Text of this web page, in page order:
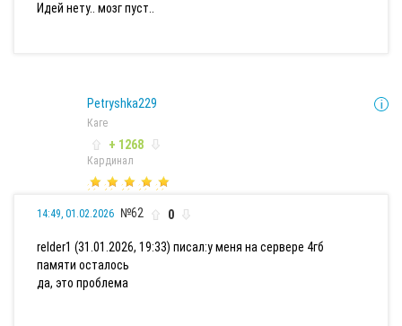
Идей нету.. мозг пуст..
Petryshka229
Каге
+ 1268
Кардинал
14:49, 01.02.2026 №62 0
relder1 (31.01.2026, 19:33) писал:у меня на сервере 4гб
памяти осталось
да, это проблема